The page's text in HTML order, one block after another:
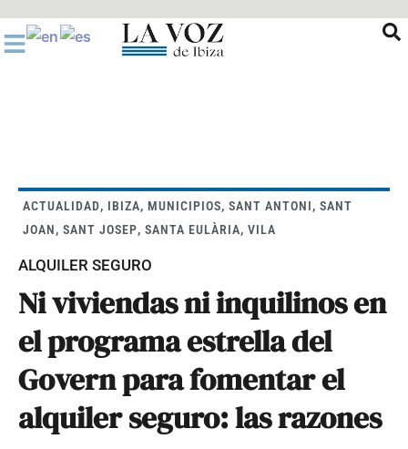
al
contenido
ACTUALIDAD, IBIZA, MUNICIPIOS, SANT ANTONI, SANT
JOAN, SANT JOSEP, SANTA EULÀRIA, VILA
ALQUILER SEGURO
Ni viviendas ni inquilinos en
el programa estrella del
Govern para fomentar el
alquiler seguro: las razones